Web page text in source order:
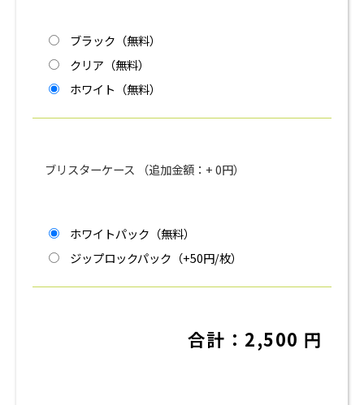
ブラック（無料）
クリア（無料）
ホワイト（無料）
ブリスターケース （追加金額：+0円）
ホワイトパック（無料）
ジップロックパック（+50円/枚）
合計： 2,500 円